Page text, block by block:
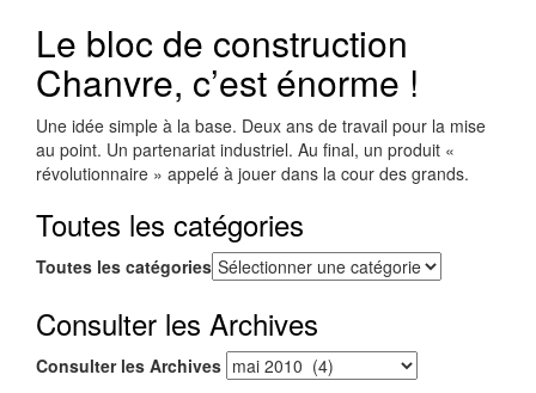
Le bloc de construction
Chanvre, c’est énorme !
Une idée simple à la base. Deux ans de travail pour la mise
au point. Un partenariat industriel. Au final, un produit «
révolutionnaire » appelé à jouer dans la cour des grands.
Toutes les catégories
Toutes les catégories
Consulter les Archives
Consulter les Archives